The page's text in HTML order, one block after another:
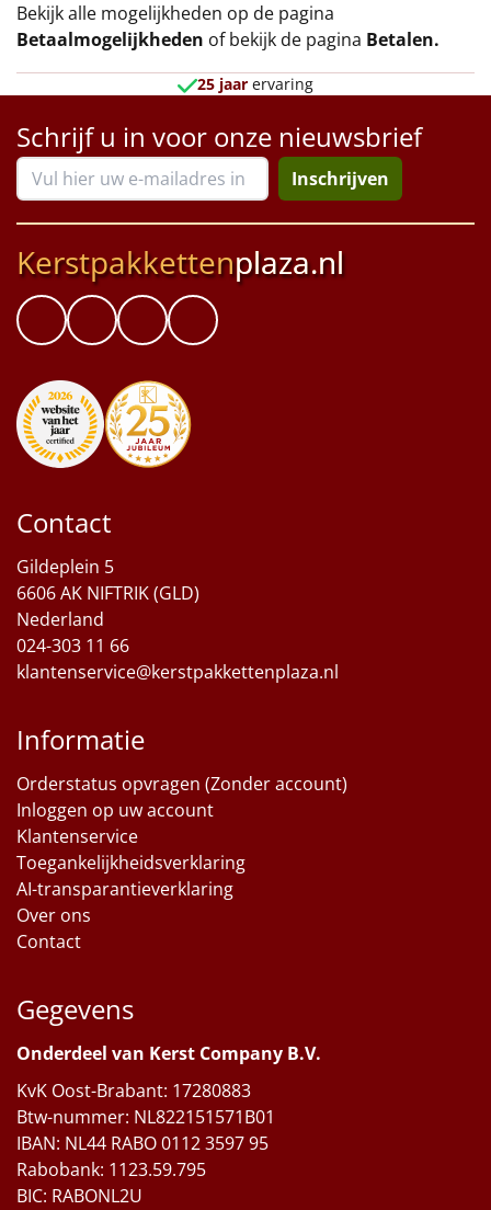
Bekijk alle mogelijkheden op de pagina
Betaalmogelijkheden of bekijk de pagina Betalen.
25 jaar ervaring
Schrijf u in voor onze nieuwsbrief
Inschrijven
Kerstpakkettenplaza.nl
Contact
Gildeplein 5
6606 AK NIFTRIK (GLD)
Nederland
024-303 11 66
klantenservice@kerstpakkettenplaza.nl
Informatie
Orderstatus opvragen (Zonder account)
Inloggen op uw account
Klantenservice
Toegankelijkheidsverklaring
AI-transparantieverklaring
Over ons
Contact
Gegevens
Onderdeel van Kerst Company B.V.
KvK Oost-Brabant: 17280883
Btw-nummer: NL822151571B01
IBAN: NL44 RABO 0112 3597 95
Rabobank: 1123.59.795
BIC: RABONL2U